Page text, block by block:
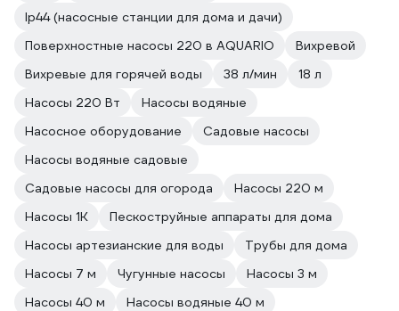
Ip44 (насосные станции для дома и дачи)
Поверхностные насосы 220 в AQUARIO
Вихревой
Вихревые для горячей воды
38 л/мин
18 л
Насосы 220 Вт
Насосы водяные
Насосное оборудование
Садовые насосы
Насосы водяные садовые
Садовые насосы для огорода
Насосы 220 м
Насосы 1К
Пескоструйные аппараты для дома
Насосы артезианские для воды
Трубы для дома
Насосы 7 м
Чугунные насосы
Насосы 3 м
Насосы 40 м
Насосы водяные 40 м